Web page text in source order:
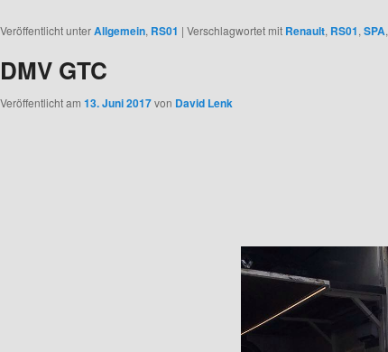
Veröffentlicht unterAllgemein, RS01 | Verschlagwortet mit Renault, RS01, SPA,
DMV GTC
Veröffentlicht am 13. Juni 2017von David Lenk